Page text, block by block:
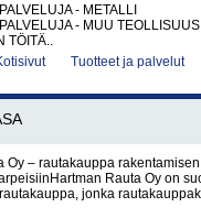
- METALLI
- MUU TEOLLISUUS
TÖITÄ..
Tuotteet ja palvelut
Oy – rautakauppa
Rauta Oy on
jonka